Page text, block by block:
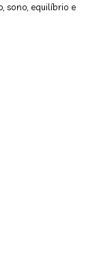
sono, equilíbrio e